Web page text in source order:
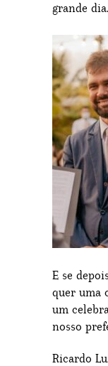
grande dia.
E se
quer uma
um
nosso
Ricardo